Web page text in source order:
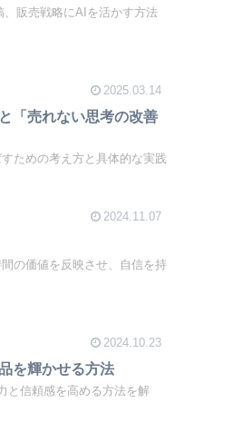
販売戦略にAIを活かす方法
2025.03.14
「売れない思考の改善
ための考え方と具体的な実践
2024.11.07
の価値を反映させ、自信を持
2024.10.23
を輝かせる方法
と信頼感を高める方法を解